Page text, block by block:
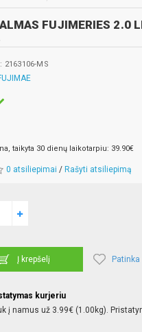
FUJIMERIES 2.0
2163106-MS
taikyta 30 dienų laikotarpiu: 39.90€
0 atsiliepimai / Rašyti atsiliepimą
Į krepšelį Patinka
kurjeriu
į namus už 3.99€ (1.00kg).